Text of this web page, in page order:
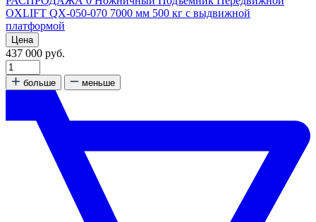
OXLIFT QX-050-070 7000 мм 500 кг с выдвижной
платформой
Цена
437 000 руб.
больше меньше